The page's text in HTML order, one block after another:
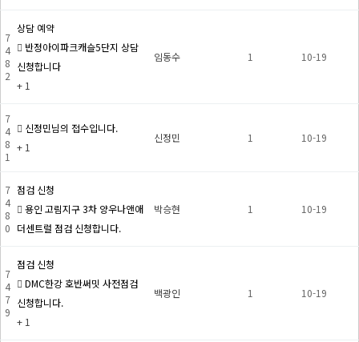
7
4
8
2
상담 예약
반정아이파크캐슬5단지 상담
신청합니다
+ 1
임동수 1 10-19
7
4
8
1
신정민님의 접수입니다.
+ 1
신정민 1 10-19
7
4
8
0
점검 신청
용인 고림지구 3차 양우나앤애
더센트럴 점검 신청합니다.
박승현 1 10-19
7
4
7
9
점검 신청
DMC한강 호반써밋 사전점검
신청합니다.
+ 1
백광인 1 10-19